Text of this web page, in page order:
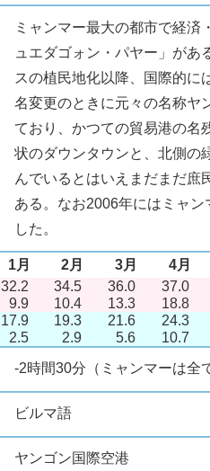
ミャンマー最大の都市で経済
ュエダゴォン・パヤー」があ
スの植民地化以降、国際的に
名変更のときに元々の名称ヤ
ており、かつての貿易港の名
状のダウンタウンと、北側の
んでいるとはいえまだまだ庶
ある。なお2006年にはミャ
した。
1月 2月 3月 4月
32.2 34.5 36.0 37.0
9.9 10.4 13.3 18.8
17.9 19.3 21.6 24.3
2.5 2.9 5.6 10.7
-2時間30分（ミャンマーは全
ビルマ語
ヤンゴン国際空港